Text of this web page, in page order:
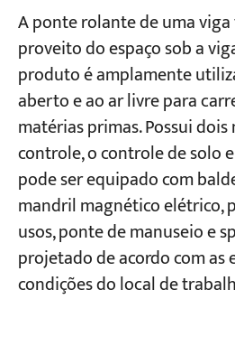
Aplicações
Sobre nós
Contate-nos
A ponte rolante de uma
proveito do espaço sob a
produto é amplamente
aberto e ao ar livre para
matérias primas. Possui
controle, o controle de solo
pode ser equipado com
mandril magnético elétrico,
usos, ponte de manuseio e
projetado de acordo com as
condições do local de